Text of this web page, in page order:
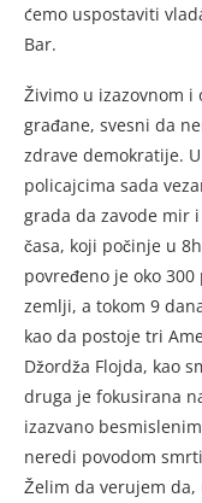
ćemo uspostaviti
Bar.
Živimo u izazovnom
građane, svesni da
zdrave demokratije.
policajcima sada
grada da zavode mir
časa, koji počinje u
povređeno je oko
zemlji, a tokom 9
kao da postoje tri
Džordža Flojda, kao
druga je fokusirana
izazvano
neredi povodom
Želim da verujem da,